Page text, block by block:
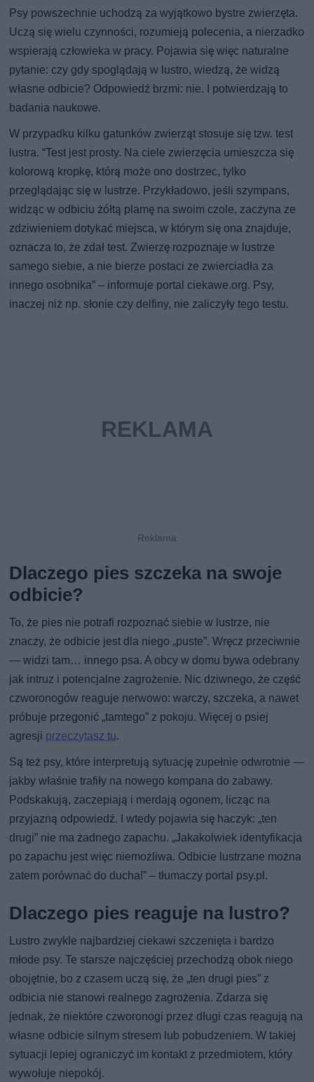
Psy powszechnie uchodzą za wyjątkowo bystre zwierzęta.
Uczą się wielu czynności, rozumieją polecenia, a nierzadko
wspierają człowieka w pracy. Pojawia się więc naturalne
pytanie: czy gdy spoglądają w lustro, wiedzą, że widzą
własne odbicie? Odpowiedź brzmi: nie. I potwierdzają to
badania naukowe.
W przypadku kilku gatunków zwierząt stosuje się tzw. test
lustra. “Test jest prosty. Na ciele zwierzęcia umieszcza się
kolorową kropkę, którą może ono dostrzec, tylko
przeglądając się w lustrze. Przykładowo, jeśli szympans,
widząc w odbiciu żółtą plamę na swoim czole, zaczyna ze
zdziwieniem dotykać miejsca, w którym się ona znajduje,
oznacza to, że zdał test. Zwierzę rozpoznaje w lustrze
samego siebie, a nie bierze postaci ze zwierciadła za
innego osobnika” – informuje portal ciekawe.org. Psy,
inaczej niż np. słonie czy delfiny, nie zaliczyły tego testu.
Dlaczego pies szczeka na swoje
odbicie?
To, że pies nie potrafi rozpoznać siebie w lustrze, nie
znaczy, że odbicie jest dla niego „puste”. Wręcz przeciwnie
— widzi tam… innego psa. A obcy w domu bywa odebrany
jak intruz i potencjalne zagrożenie. Nic dziwnego, że część
czworonogów reaguje nerwowo: warczy, szczeka, a nawet
próbuje przegonić „tamtego” z pokoju. Więcej o psiej
agresji przeczytasz tu.
Są też psy, które interpretują sytuację zupełnie odwrotnie —
jakby właśnie trafiły na nowego kompana do zabawy.
Podskakują, zaczepiają i merdają ogonem, licząc na
przyjazną odpowiedź. I wtedy pojawia się haczyk: „ten
drugi” nie ma żadnego zapachu. „Jakakolwiek identyfikacja
po zapachu jest więc niemożliwa. Odbicie lustrzane można
zatem porównać do ducha!” – tłumaczy portal psy.pl.
Dlaczego pies reaguje na lustro?
Lustro zwykle najbardziej ciekawi szczenięta i bardzo
młode psy. Te starsze najczęściej przechodzą obok niego
obojętnie, bo z czasem uczą się, że „ten drugi pies” z
odbicia nie stanowi realnego zagrożenia. Zdarza się
jednak, że niektóre czworonogi przez długi czas reagują na
własne odbicie silnym stresem lub pobudzeniem. W takiej
sytuacji lepiej ograniczyć im kontakt z przedmiotem, który
wywołuje niepokój.